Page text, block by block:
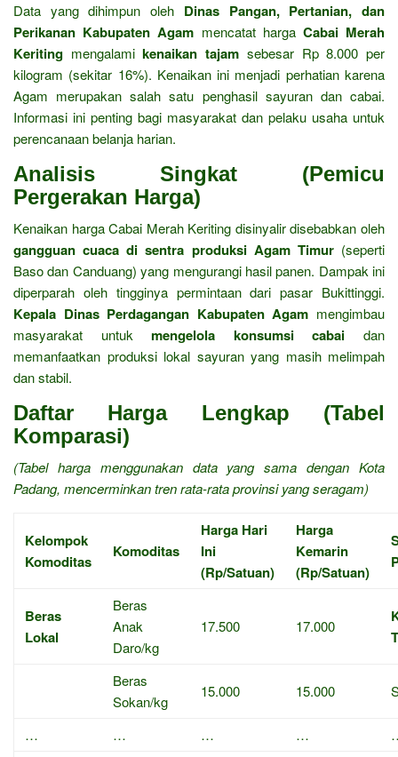
Data yang dihimpun oleh Dinas Pangan, Pertanian, dan
Perikanan Kabupaten Agam mencatat harga Cabai Merah
Keriting mengalamikenaikan tajam sebesar Rp 8.000 per
kilogram (sekitar 16%). Kenaikan ini menjadi perhatian karena
Agam merupakan salah satu penghasil sayuran dan cabai.
Informasi ini penting bagi masyarakat dan pelaku usaha untuk
perencanaan belanja harian.
Analisis Singkat (Pemicu
Pergerakan Harga)
Kenaikan harga Cabai Merah Keriting disinyalir disebabkan oleh
gangguan cuaca di sentra produksi Agam Timur(seperti
Baso dan Canduang) yang mengurangi hasil panen. Dampak ini
diperparah oleh tingginya permintaan dari pasar Bukittinggi.
Kepala Dinas Perdagangan Kabupaten Agam mengimbau
masyarakat untukmengelola konsumsi cabai dan
memanfaatkan produksi lokal sayuran yang masih melimpah
dan stabil.
Daftar Harga Lengkap (Tabel
Komparasi)
(Tabel harga menggunakan data yang sama dengan Kota
Padang, mencerminkan tren rata-rata provinsi yang seragam)
Kelompok
Komoditas
Komoditas
Harga Hari
Ini
(Rp/Satuan)
Harga
Kemarin
(Rp/Satuan)
Beras
Lokal
Beras
Anak
Daro/kg
17.500 17.000
Beras
Sokan/kg
15.000 15.000
… … … …